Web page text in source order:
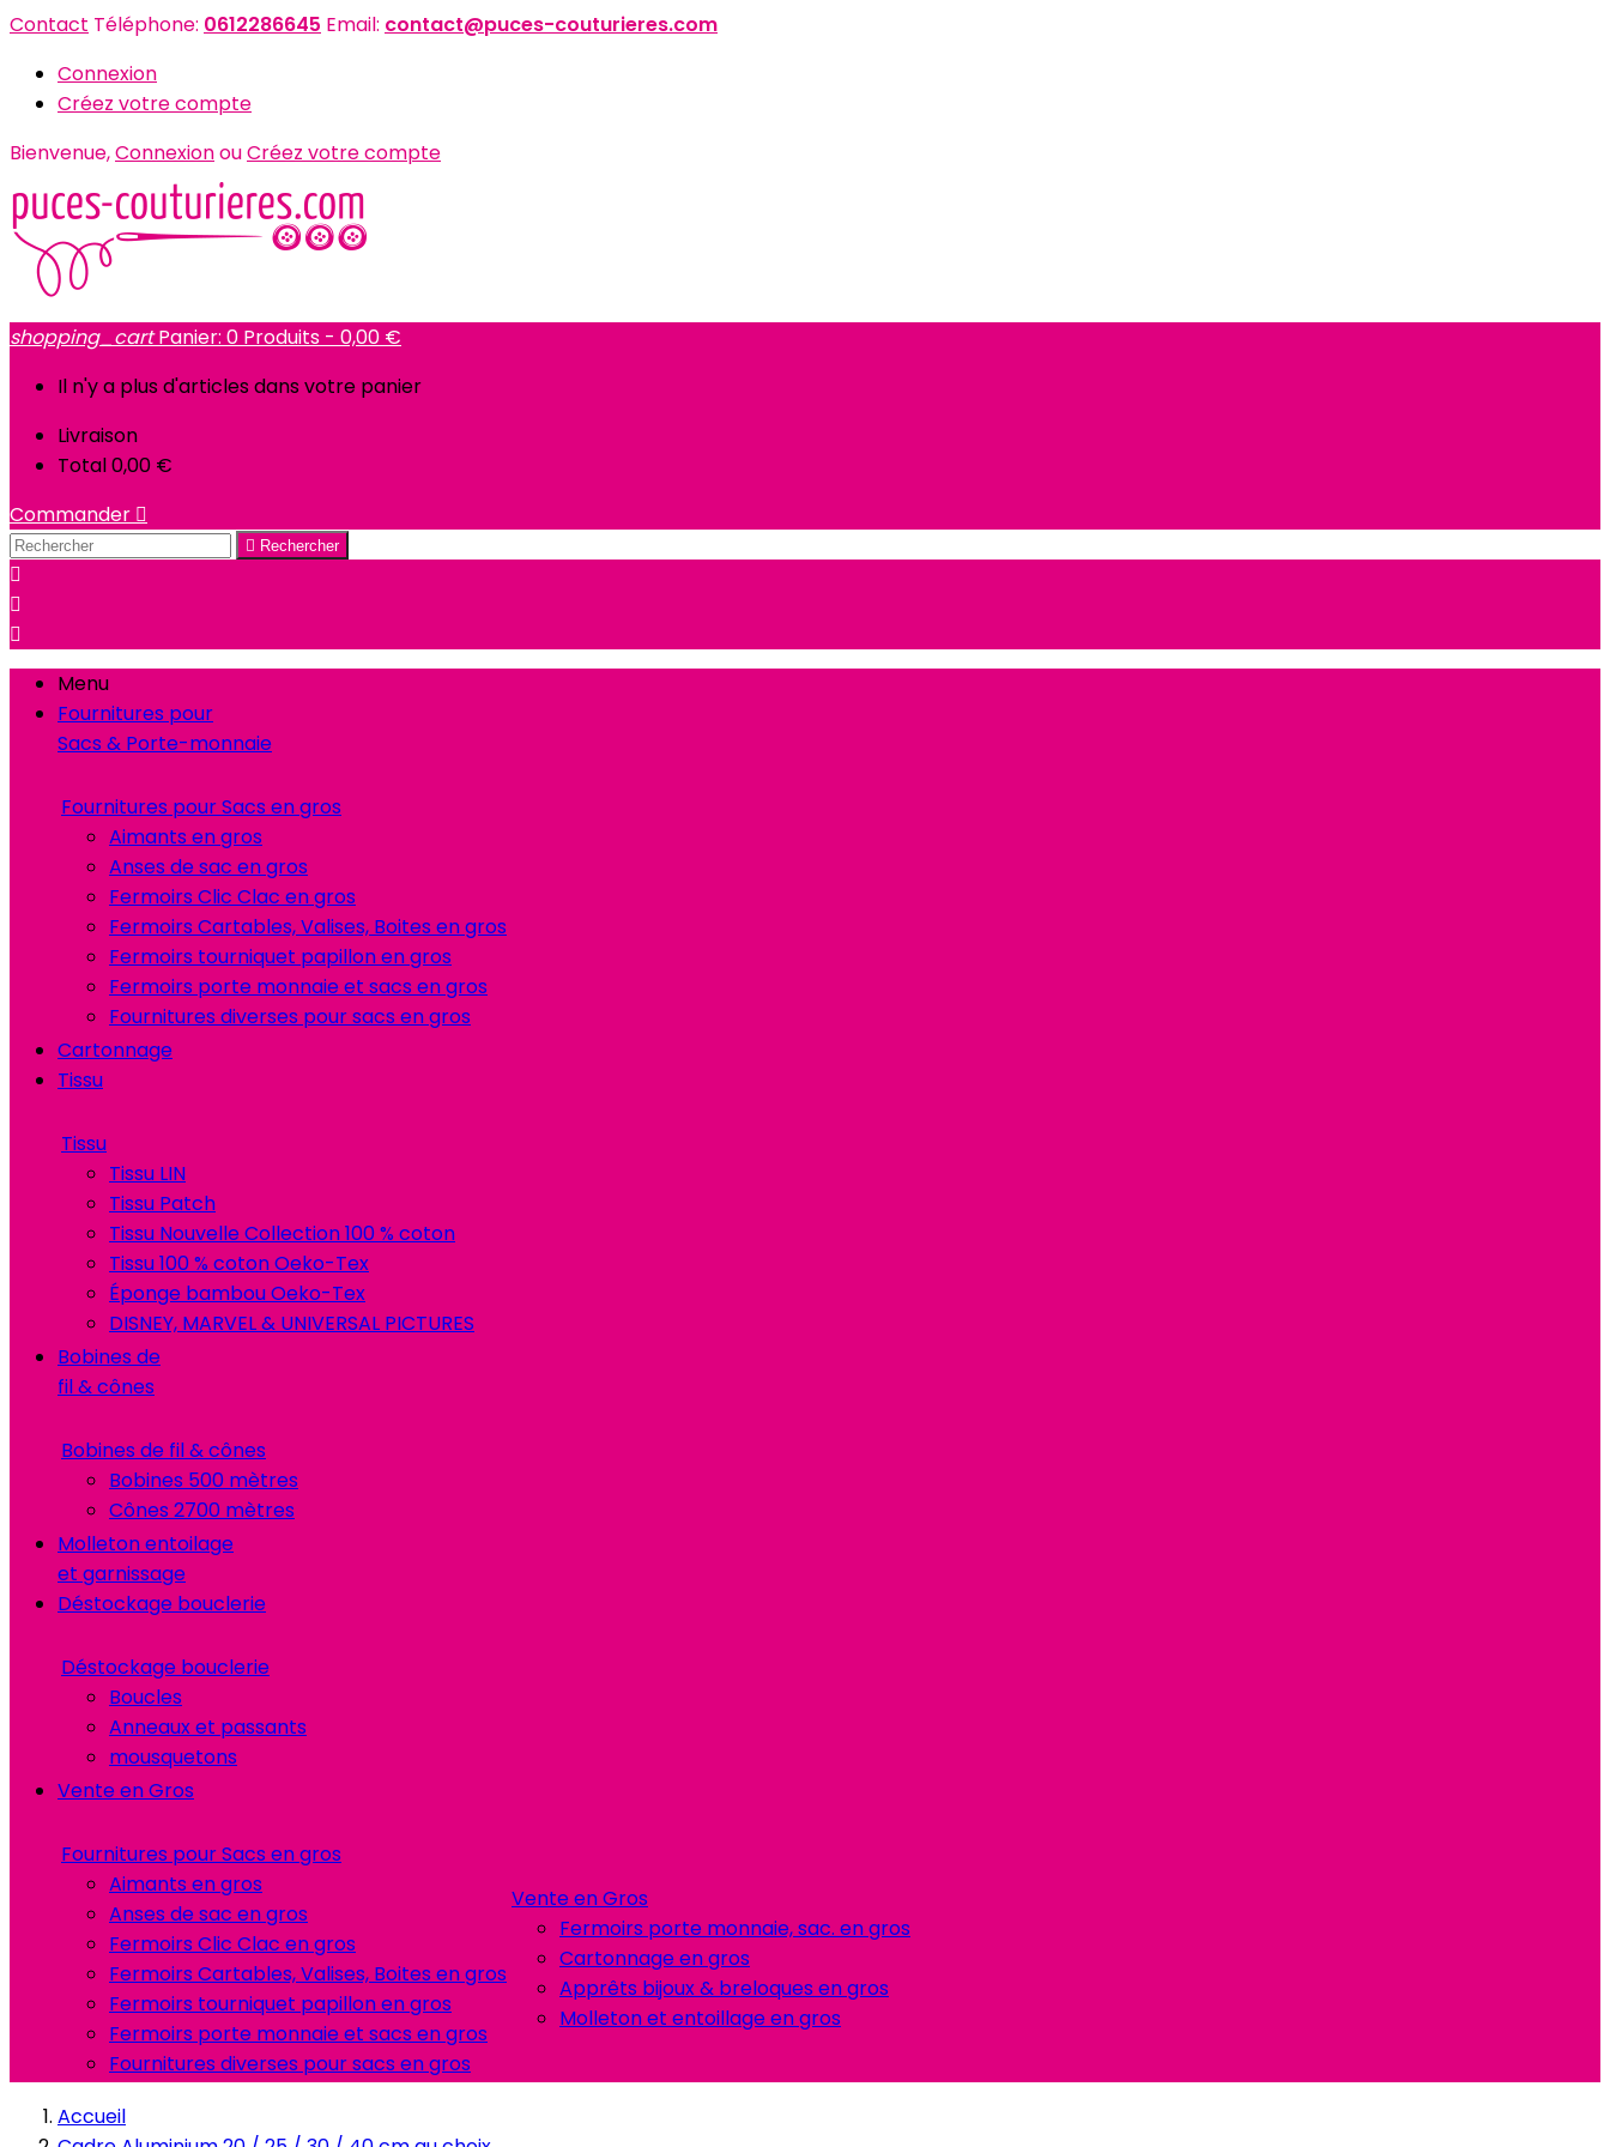
Contact Téléphone: 0612286645 Email: contact@puces-couturieres.com
Connexion
Créez votre compte
Bienvenue,ConnexionouCréez votre compte
shopping_cart Panier: 0 Produits - 0,00 €
Il n'y a plus d'articles dans votre panier
Livraison
Total0,00 €
Commander 
 Rechercher



Menu
Fournitures pour
Sacs & Porte-monnaie
Fournitures pour Sacs en gros
Aimants en gros
Anses de sac en gros
Fermoirs Clic Clac en gros
Fermoirs Cartables, Valises, Boites en gros
Fermoirs tourniquet papillon en gros
Fermoirs porte monnaie et sacs en gros
Fournitures diverses pour sacs en gros
Cartonnage
Tissu
Tissu
Tissu LIN
Tissu Patch
Tissu Nouvelle Collection 100 % coton
Tissu 100 % coton Oeko-Tex
Éponge bambou Oeko-Tex
DISNEY, MARVEL & UNIVERSAL PICTURES
Bobines de
fil & cônes
Bobines de fil & cônes
Bobines 500 mètres
Cônes 2700 mètres
Molleton entoilage
et garnissage
Déstockage bouclerie
Déstockage bouclerie
Boucles
Anneaux et passants
mousquetons
Vente en Gros
Fournitures pour Sacs en gros
Aimants en gros
Anses de sac en gros
Fermoirs Clic Clac en gros
Fermoirs Cartables, Valises, Boites en gros
Fermoirs tourniquet papillon en gros
Fermoirs porte monnaie et sacs en gros
Fournitures diverses pour sacs en gros
Vente en Gros
Fermoirs porte monnaie, sac. en gros
Cartonnage en gros
Apprêts bijoux & breloques en gros
Molleton et entoillage en gros
Accueil